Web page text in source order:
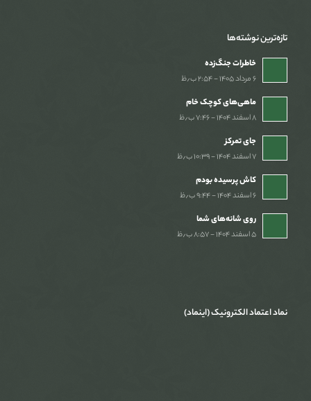
تازه‌ترین نوشته‌ها
خاطرات جنگ‌‌زده
۶ مرداد ۱۴۰۵ - ۲:۵۴ ب٫ظ
ماهی‌های کوچک خام
۸ اسفند ۱۴۰۴ - ۷:۴۶ ب٫ظ
جای تمرکز
۷ اسفند ۱۴۰۴ - ۱۰:۳۹ ب٫ظ
کاش پرسیده بودم
۶ اسفند ۱۴۰۴ - ۹:۴۴ ب٫ظ
روی شانه‌های شما
۵ اسفند ۱۴۰۴ - ۸:۵۷ ب٫ظ
نماد اعتماد الکترونیک (اینماد)